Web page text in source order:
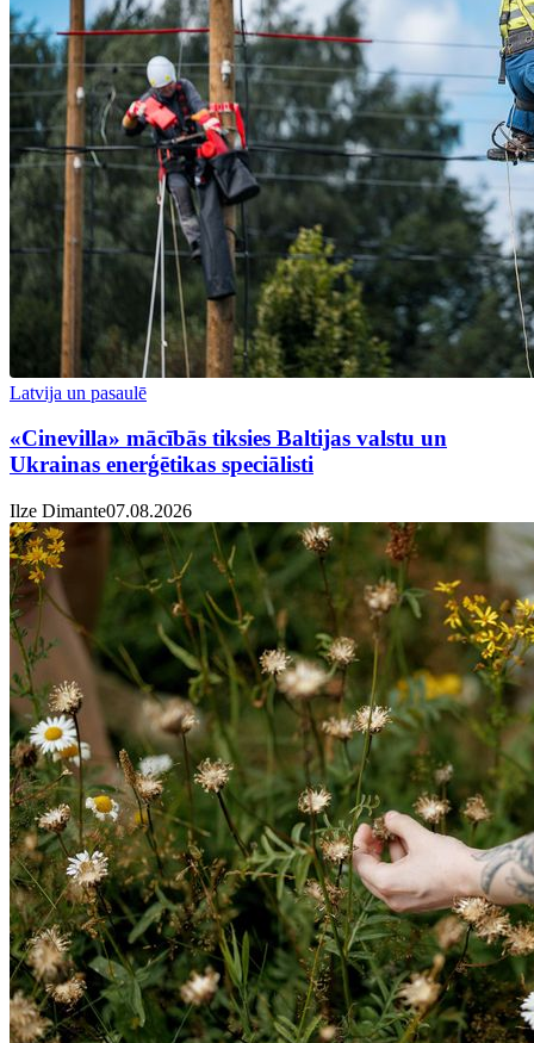
Latvija un pasaulē
«Cinevilla» mācībās tiksies Baltijas valstu un
Ukrainas enerģētikas speciālisti
Ilze Dimante07.08.2026